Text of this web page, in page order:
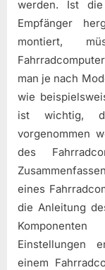
werden. Ist
Empfänger
montiert,
man je nach
wie
ist wichtig,
vorgenommen
des
eines
die Anleitung
Einstellungen
einem